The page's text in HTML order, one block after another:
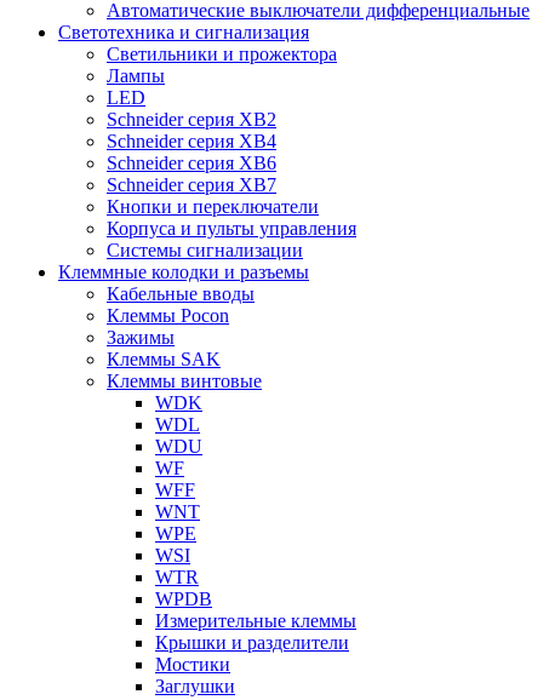
Автоматические выключатели дифференциальные
Светотехника и сигнализация
Светильники и прожектора
Лампы
LED
Schneider серия XB2
Schneider серия XB4
Schneider серия XB6
Schneider серия XB7
Кнопки и переключатели
Корпуса и пульты управления
Системы сигнализации
Клеммные колодки и разъемы
Кабельные вводы
Клеммы Pocon
Зажимы
Клеммы SAK
Клеммы винтовые
WDK
WDL
WDU
WF
WFF
WNT
WPE
WSI
WTR
WPDB
Измерительные клеммы
Крышки и разделители
Мостики
Заглушки